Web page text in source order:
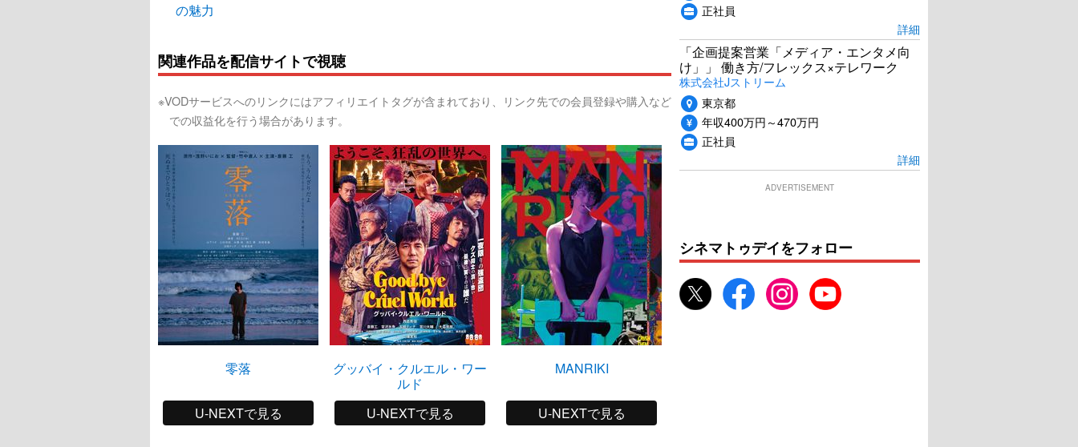
の魅力
関連作品を配信サイトで視聴
※VODサービスへのリンクにはアフィリエイトタグが含まれており、リンク先での会員登録や購入など
での収益化を行う場合があります。
零落
U-NEXTで見る
グッバイ・クルエル・ワー
ルド
U-NEXTで見る
MANRIKI
U-NEXTで見る
正社員
詳細
「企画提案営業「メディア・エンタメ向
け」」 働き方/フレックス×テレワーク
株式会社Jストリーム
東京都
年収400万円～470万円
正社員
詳細
ADVERTISEMENT
シネマトゥデイをフォロー